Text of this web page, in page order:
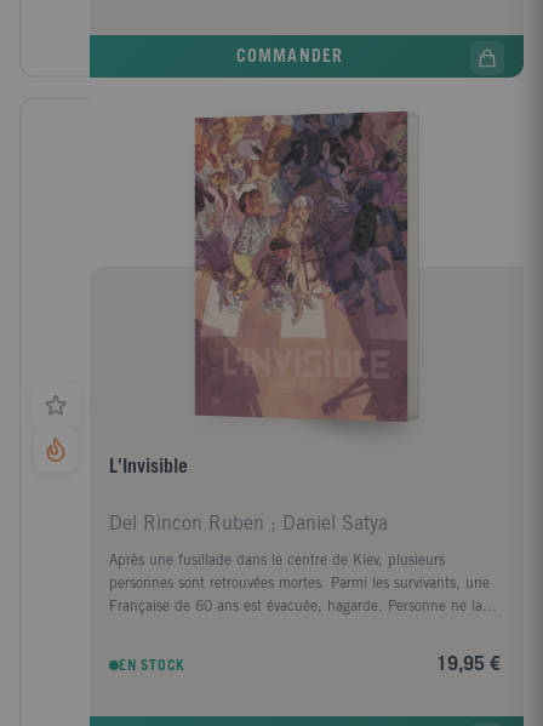
COMMANDER
L'Invisible
Del Rincon Ruben ; Daniel Satya
Après une fusillade dans le centre de Kiev, plusieurs
personnes sont retrouvées mortes. Parmi les survivants, une
Française de 60 ans est évacuée, hagarde. Personne ne la
EN STOCK
19,95 €